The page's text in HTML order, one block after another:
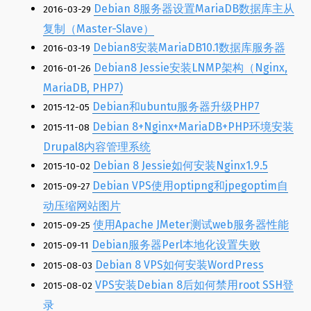
2016-03-29 Debian 8服务器设置MariaDB数据库主从
复制（Master-Slave）
2016-03-19 Debian8安装MariaDB10.1数据库服务器
2016-01-26 Debian8 Jessie安装LNMP架构（Nginx,
MariaDB, PHP7)
2015-12-05 Debian和ubuntu服务器升级PHP7
2015-11-08 Debian 8+Nginx+MariaDB+PHP环境安装
Drupal8内容管理系统
2015-10-02 Debian 8 Jessie如何安装Nginx1.9.5
2015-09-27 Debian VPS使用optipng和jpegoptim自
动压缩网站图片
2015-09-25 使用Apache JMeter测试web服务器性能
2015-09-11 Debian服务器Perl本地化设置失败
2015-08-03 Debian 8 VPS如何安装WordPress
2015-08-02 VPS安装Debian 8后如何禁用root SSH登
录